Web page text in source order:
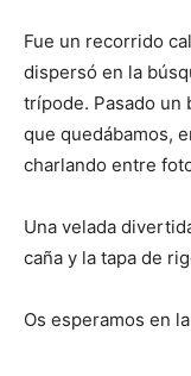
Fue un recorrido
dispersó en la
trípode. Pasado un
que quedábamos,
charlando entre
Una velada
caña y la tapa de
Os esperamos en